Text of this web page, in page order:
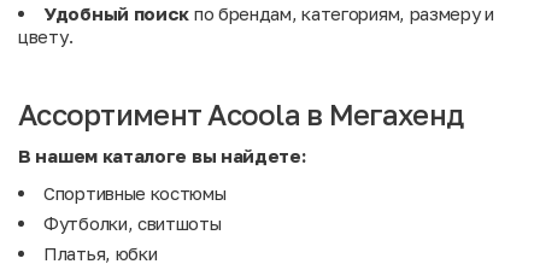
Удобный поиск по брендам, категориям, размеру и
цвету.
Ассортимент Acoola в Мегахенд
В нашем каталоге вы найдете:
Спортивные костюмы
Футболки, свитшоты
Платья, юбки